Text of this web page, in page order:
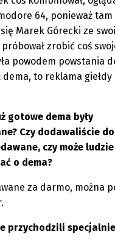
64, ponieważ tam
Marek Górecki ze
zrobić coś
powodem powstania
to reklama giełdy
gotowe dema były
Czy dodawaliście
czy może
o dema?
za darmo, można
przychodzili